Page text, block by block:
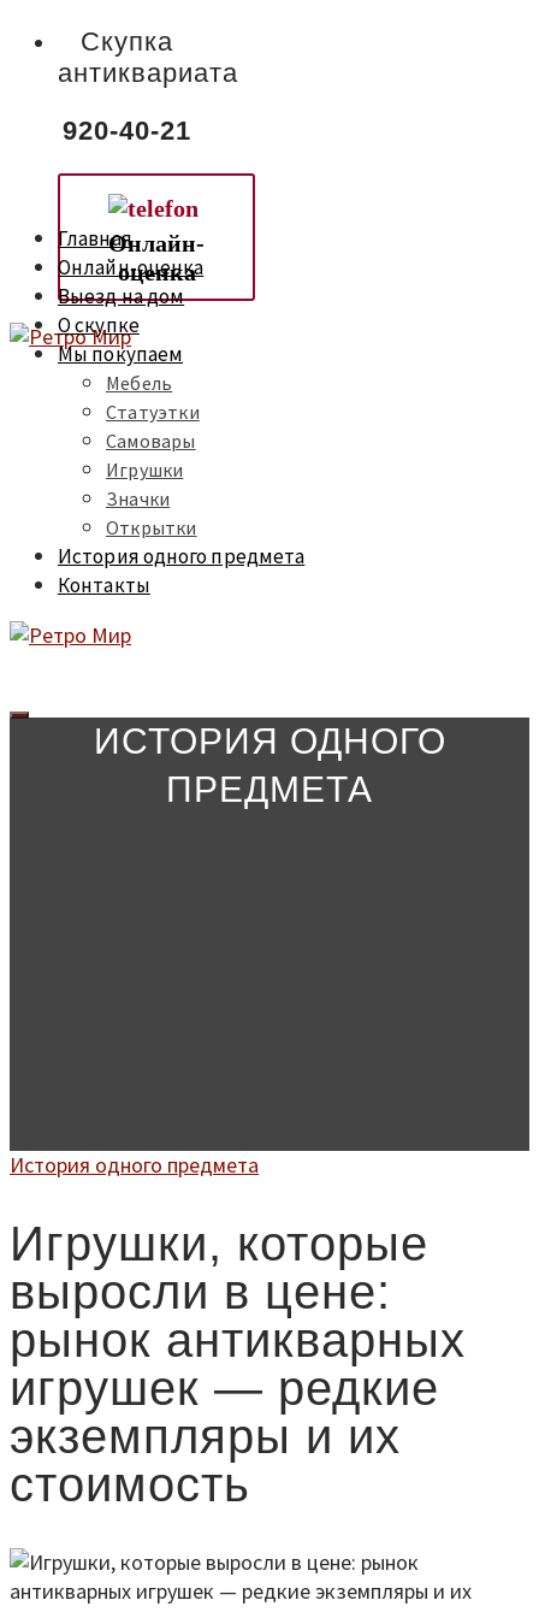
Скупка
антиквариата
920-40-21
Онлайн-
оценка
Главная
Онлайн-оценка
Выезд на дом
О скупке
Мы покупаем
Мебель
Статуэтки
Самовары
Игрушки
Значки
Открытки
История одного предмета
Контакты
ИСТОРИЯ ОДНОГО
ПРЕДМЕТА
История одного предмета
Игрушки, которые
выросли в цене:
рынок антикварных
игрушек — редкие
экземпляры и их
стоимость